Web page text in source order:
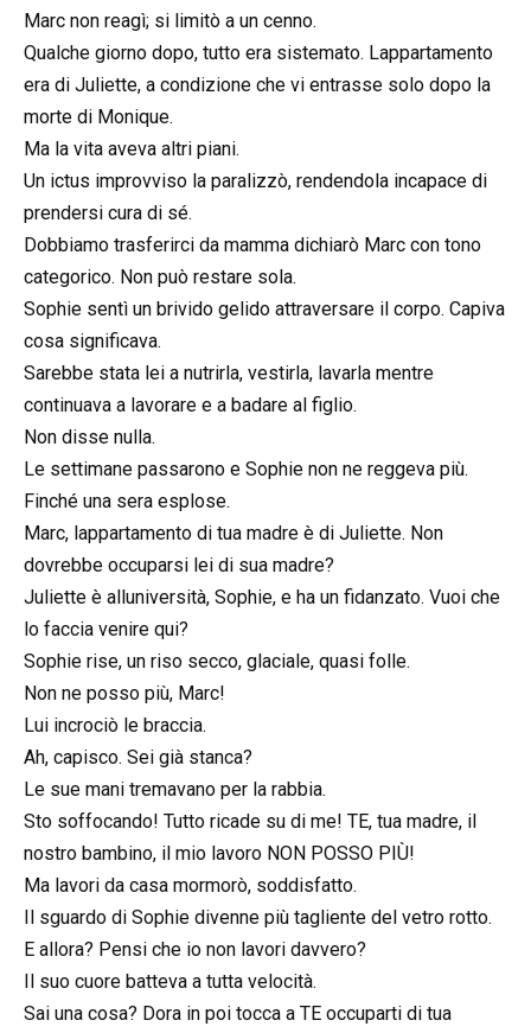
Marc non reagì; si limitò a un cenno.
Qualche giorno dopo, tutto era sistemato. Lappartamento
era di Juliette, a condizione che vi entrasse solo dopo la
morte di Monique.
Ma la vita aveva altri piani.
Un ictus improvviso la paralizzò, rendendola incapace di
prendersi cura di sé.
Dobbiamo trasferirci da mamma dichiarò Marc con tono
categorico. Non può restare sola.
Sophie sentì un brivido gelido attraversare il corpo. Capiva
cosa significava.
Sarebbe stata lei a nutrirla, vestirla, lavarla mentre
continuava a lavorare e a badare al figlio.
Non disse nulla.
Le settimane passarono e Sophie non ne reggeva più.
Finché una sera esplose.
Marc, lappartamento di tua madre è di Juliette. Non
dovrebbe occuparsi lei di sua madre?
Juliette è alluniversità, Sophie, e ha un fidanzato. Vuoi che
lo faccia venire qui?
Sophie rise, un riso secco, glaciale, quasi folle.
Non ne posso più, Marc!
Lui incrociò le braccia.
Ah, capisco. Sei già stanca?
Le sue mani tremavano per la rabbia.
Sto soffocando! Tutto ricade su di me! TE, tua madre, il
nostro bambino, il mio lavoro NON POSSO PIÙ!
Ma lavori da casa mormorò, soddisfatto.
Il sguardo di Sophie divenne più tagliente del vetro rotto.
E allora? Pensi che io non lavori davvero?
Il suo cuore batteva a tutta velocità.
Sai una cosa? Dora in poi tocca a TE occuparti di tua